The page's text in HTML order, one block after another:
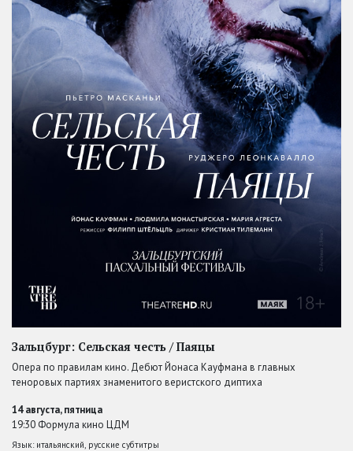
Зальцбург: Сельская честь / Паяцы
Опера по правилам кино. Дебют Йонаса Кауфмана в главных
теноровых партиях знаменитого веристского диптиха
14 августа, пятница
19:30 Формула кино ЦДМ
Язык: итальянский, русские субтитры